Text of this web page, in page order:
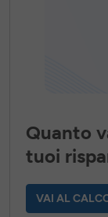
Quanto
tuoi
VAI AL